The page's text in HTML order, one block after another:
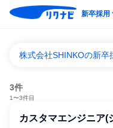
新卒採用
株式会社SHINKOの新卒
3件
1〜3件目
カスタマエンジニア(